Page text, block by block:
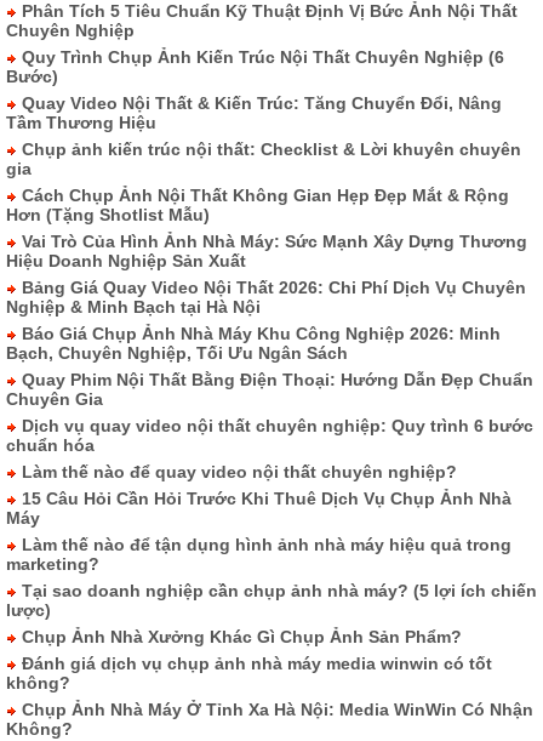
Phân Tích 5 Tiêu Chuẩn Kỹ Thuật Định Vị Bức Ảnh Nội Thất
Chuyên Nghiệp
Quy Trình Chụp Ảnh Kiến Trúc Nội Thất Chuyên Nghiệp (6
Bước)
Quay Video Nội Thất & Kiến Trúc: Tăng Chuyển Đổi, Nâng
Tầm Thương Hiệu
Chụp ảnh kiến trúc nội thất: Checklist & Lời khuyên chuyên
gia
Cách Chụp Ảnh Nội Thất Không Gian Hẹp Đẹp Mắt & Rộng
Hơn (Tặng Shotlist Mẫu)
Vai Trò Của Hình Ảnh Nhà Máy: Sức Mạnh Xây Dựng Thương
Hiệu Doanh Nghiệp Sản Xuất
Bảng Giá Quay Video Nội Thất 2026: Chi Phí Dịch Vụ Chuyên
Nghiệp & Minh Bạch tại Hà Nội
Báo Giá Chụp Ảnh Nhà Máy Khu Công Nghiệp 2026: Minh
Bạch, Chuyên Nghiệp, Tối Ưu Ngân Sách
Quay Phim Nội Thất Bằng Điện Thoại: Hướng Dẫn Đẹp Chuẩn
Chuyên Gia
Dịch vụ quay video nội thất chuyên nghiệp: Quy trình 6 bước
chuẩn hóa
Làm thế nào để quay video nội thất chuyên nghiệp?
15 Câu Hỏi Cần Hỏi Trước Khi Thuê Dịch Vụ Chụp Ảnh Nhà
Máy
Làm thế nào để tận dụng hình ảnh nhà máy hiệu quả trong
marketing?
Tại sao doanh nghiệp cần chụp ảnh nhà máy? (5 lợi ích chiến
lược)
Chụp Ảnh Nhà Xưởng Khác Gì Chụp Ảnh Sản Phẩm?
Đánh giá dịch vụ chụp ảnh nhà máy media winwin có tốt
không?
Chụp Ảnh Nhà Máy Ở Tỉnh Xa Hà Nội: Media WinWin Có Nhận
Không?